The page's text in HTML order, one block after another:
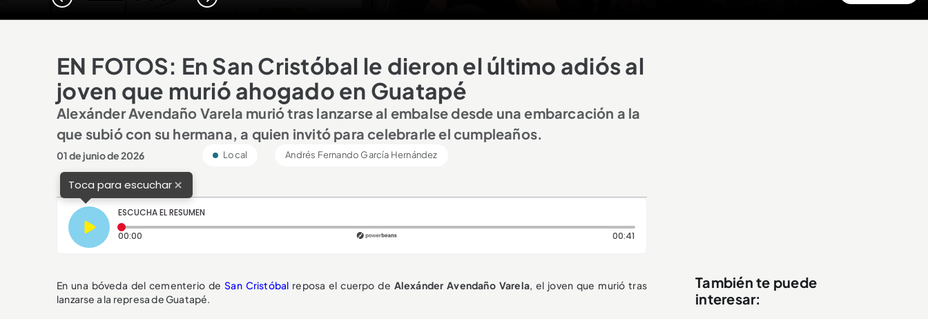
EN FOTOS: En San Cristóbal le dieron el último adiós al
joven que murió ahogado en Guatapé
Alexánder Avendaño Varela murió tras lanzarse al embalse desde una embarcación a la
que subió con su hermana, a quien invitó para celebrarle el cumpleaños.
01 de junio de 2026 Local Andrés Fernando García Hernández
Toca para escuchar×
ESCUCHA EL RESUMEN
00:00
00:41Duración: 41 segundos
En una bóveda del cementerio deSan Cristóbal reposa el cuerpo de Alexánder Avendaño Varela, el joven que murió tras
lanzarse a la represa de Guatapé.
También te puede
interesar: